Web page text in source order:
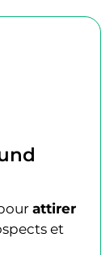
attirer
et